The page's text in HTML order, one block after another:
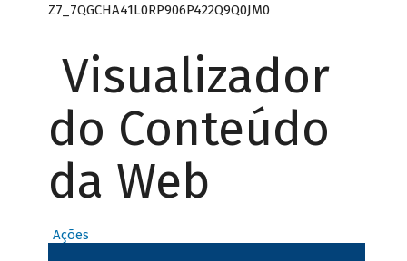
Z7_7QGCHA41L0RP906P422Q9Q0JM0
Visualizador
do Conteúdo
da Web
Ações